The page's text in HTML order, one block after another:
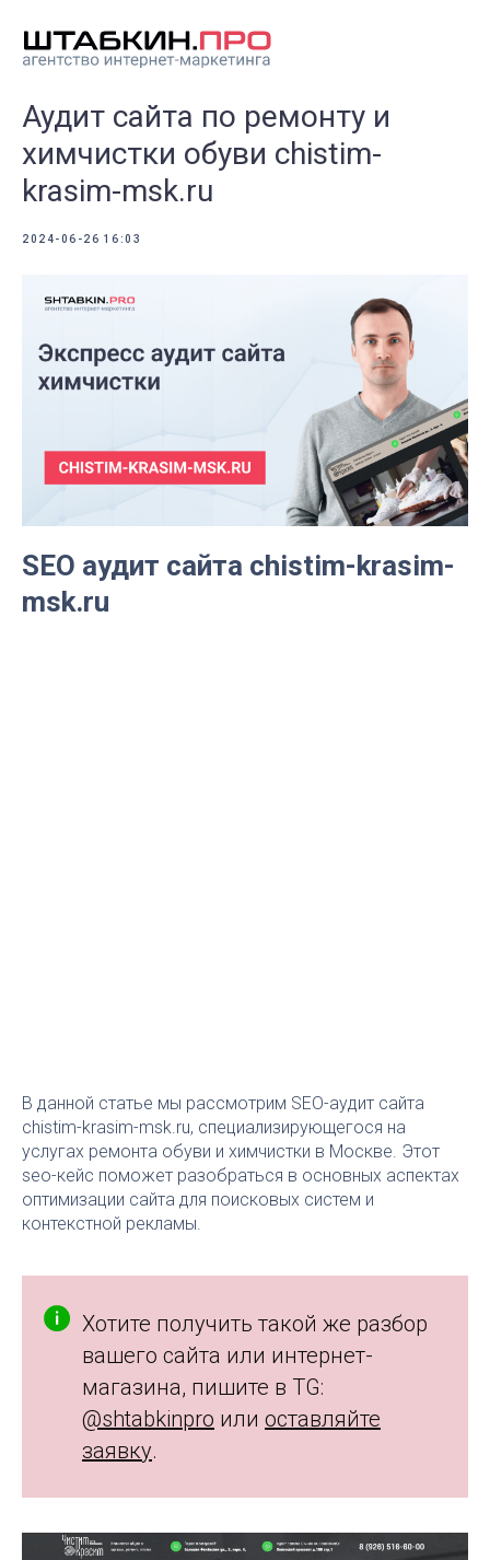
Аудит сайта по ремонту и
химчистки обуви chistim-
krasim-msk.ru
2024-06-26 16:03
SEO аудит сайта chistim-krasim-
msk.ru
В данной статье мы рассмотрим SEO-аудит сайта
chistim-krasim-msk.ru, специализирующегося на
услугах ремонта обуви и химчистки в Москве. Этот
seo-кейс поможет разобраться в основных аспектах
оптимизации сайта для поисковых систем и
контекстной рекламы.
Хотите получить такой же разбор
вашего сайта или интернет-
магазина, пишите в TG:
@shtabkinpro или оставляйте
заявку.